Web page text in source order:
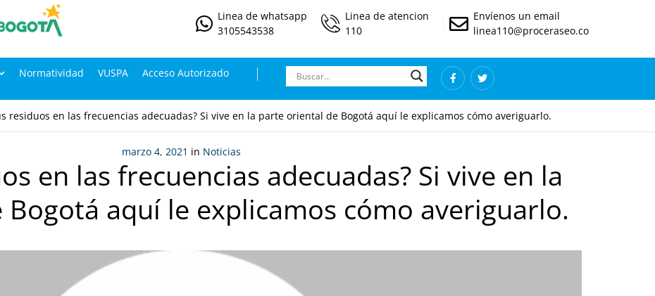
Linea de whatsapp
3105543538
Linea de atencion
110
Envíenos un email
linea110@proceraseo.co
Normatividad VUSPA Acceso Autorizado
residuos en las frecuencias adecuadas? Si vive en la parte oriental de Bogotá aquí le explicamos cómo averiguarlo.
marzo 4, 2021 in Noticias
en las frecuencias adecuadas? Si vive en la
aquí le explicamos cómo averiguarlo.